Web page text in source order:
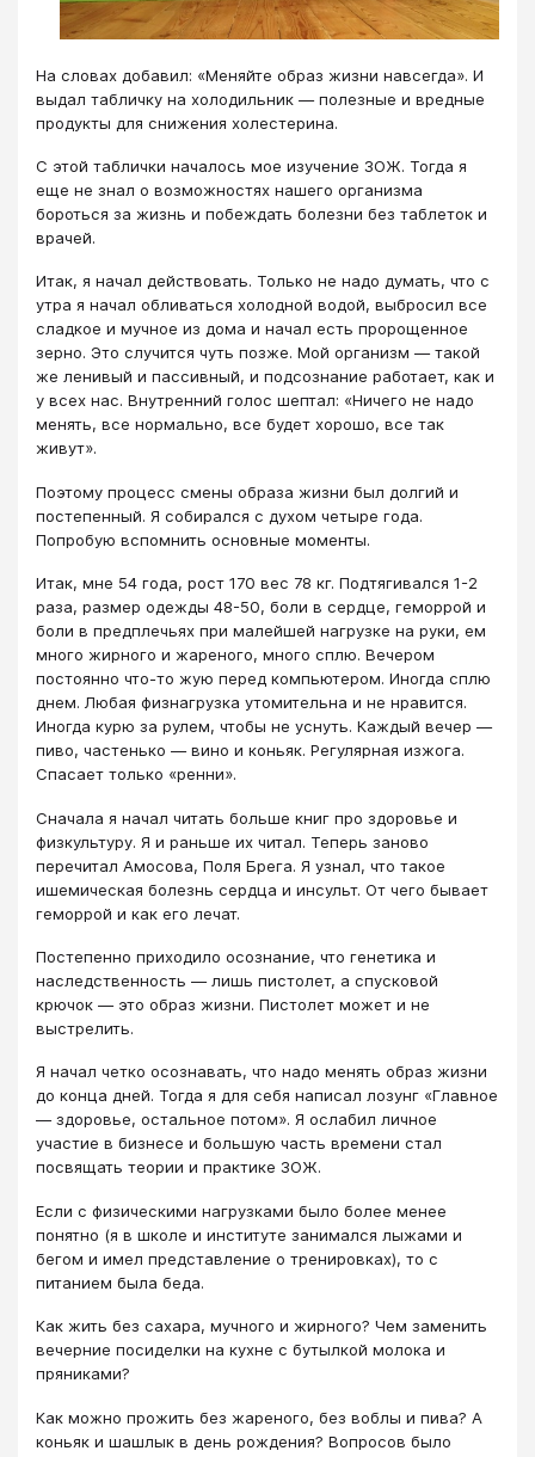
На словах добавил: «Меняйте образ жизни навсегда». И
выдал табличку на холодильник — полезные и вредные
продукты для снижения холестерина.
С этой таблички началось мое изучение ЗОЖ. Тогда я
еще не знал о возможностях нашего организма
бороться за жизнь и побеждать болезни без таблеток и
врачей.
Итак, я начал действовать. Только не надо думать, что с
утра я начал обливаться холодной водой, выбросил все
сладкое и мучное из дома и начал есть пророщенное
зерно. Это случится чуть позже. Мой организм — такой
же ленивый и пассивный, и подсознание работает, как и
у всех нас. Внутренний голос шептал: «Ничего не надо
менять, все нормально, все будет хорошо, все так
живут».
Поэтому процесс смены образа жизни был долгий и
постепенный. Я собирался с духом четыре года.
Попробую вспомнить основные моменты.
Итак, мне 54 года, рост 170 вес 78 кг. Подтягивался 1-2
раза, размер одежды 48-50, боли в сердце, геморрой и
боли в предплечьях при малейшей нагрузке на руки, ем
много жирного и жареного, много сплю. Вечером
постоянно что-то жую перед компьютером. Иногда сплю
днем. Любая физнагрузка утомительна и не нравится.
Иногда курю за рулем, чтобы не уснуть. Каждый вечер —
пиво, частенько — вино и коньяк. Регулярная изжога.
Спасает только «ренни».
Сначала я начал читать больше книг про здоровье и
физкультуру. Я и раньше их читал. Теперь заново
перечитал Амосова, Поля Брега. Я узнал, что такое
ишемическая болезнь сердца и инсульт. От чего бывает
геморрой и как его лечат.
Постепенно приходило осознание, что генетика и
наследственность — лишь пистолет, а спусковой
крючок — это образ жизни. Пистолет может и не
выстрелить.
Я начал четко осознавать, что надо менять образ жизни
до конца дней. Тогда я для себя написал лозунг «Главное
— здоровье, остальное потом». Я ослабил личное
участие в бизнесе и большую часть времени стал
посвящать теории и практике ЗОЖ.
Если с физическими нагрузками было более менее
понятно (я в школе и институте занимался лыжами и
бегом и имел представление о тренировках), то с
питанием была беда.
Как жить без сахара, мучного и жирного? Чем заменить
вечерние посиделки на кухне с бутылкой молока и
пряниками?
Как можно прожить без жареного, без воблы и пива? А
коньяк и шашлык в день рождения? Вопросов было